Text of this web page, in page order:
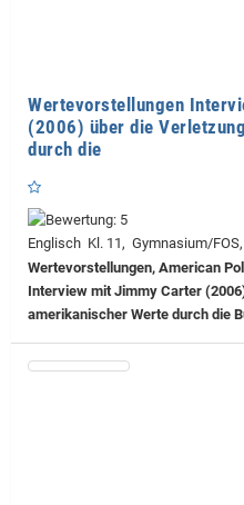
Wertevorstellungen
(2006) über die
durch die
Englisch Kl. 11, Gymnasium/
Wertevorstellungen, American
Interview mit Jimmy Carter
amerikanischer Werte durch die